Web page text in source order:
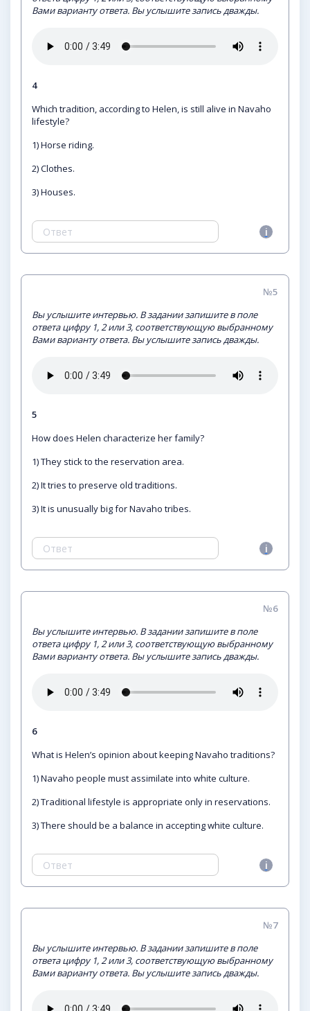
Вами варианту ответа. Вы услышите запись дважды.
4
Which tradition, according to Helen, is still alive in Navaho
lifestyle?
1) Horse riding.
2) Clothes.
3) Houses.
№5
Вы услышите интервью. В задании запишите в поле
ответа цифру 1, 2 или 3, соответствующую выбранному
Вами варианту ответа. Вы услышите запись дважды.
5
How does Helen characterize her family?
1) They stick to the reservation area.
2) It tries to preserve old traditions.
3) It is unusually big for Navaho tribes.
№6
Вы услышите интервью. В задании запишите в поле
ответа цифру 1, 2 или 3, соответствующую выбранному
Вами варианту ответа. Вы услышите запись дважды.
6
What is Helen’s opinion about keeping Navaho traditions?
1) Navaho people must assimilate into white culture.
2) Traditional lifestyle is appropriate only in reservations.
3) There should be a balance in accepting white culture.
№7
Вы услышите интервью. В задании запишите в поле
ответа цифру 1, 2 или 3, соответствующую выбранному
Вами варианту ответа. Вы услышите запись дважды.